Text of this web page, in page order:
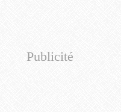
Publicité